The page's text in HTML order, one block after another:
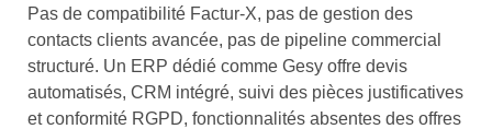
Pas de compatibilité Factur-X, pas de gestion des
contacts clients avancée, pas de pipeline commercial
structuré. Un ERP dédié comme Gesy offre devis
automatisés, CRM intégré, suivi des pièces justificatives
et conformité RGPD, fonctionnalités absentes des offres